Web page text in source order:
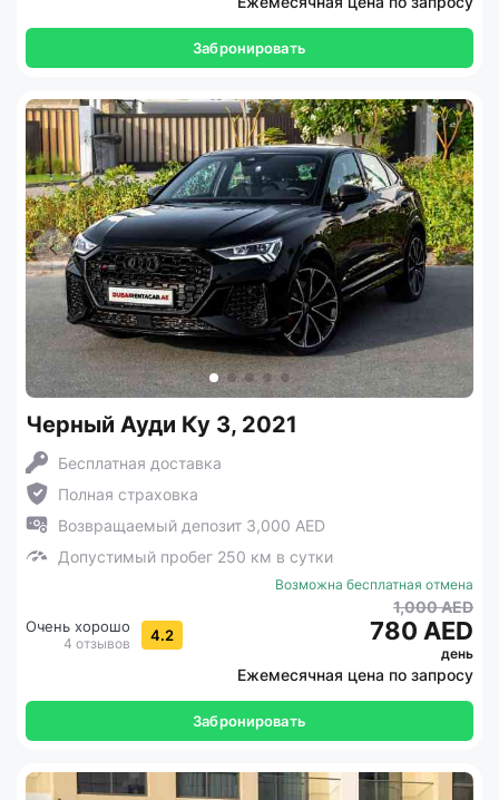
Забронировать
Черный Ауди Ку 3, 2021
Бесплатная доставка
Полная страховка
Возвращаемый депозит 3,000 AED
Допустимый пробег 250 км в сутки
Очень хорошо
4 отзывов 4.2
Возможна бесплатная отмена
1,000 AED
780 AED
день
Ежемесячная цена по запросу
Забронировать